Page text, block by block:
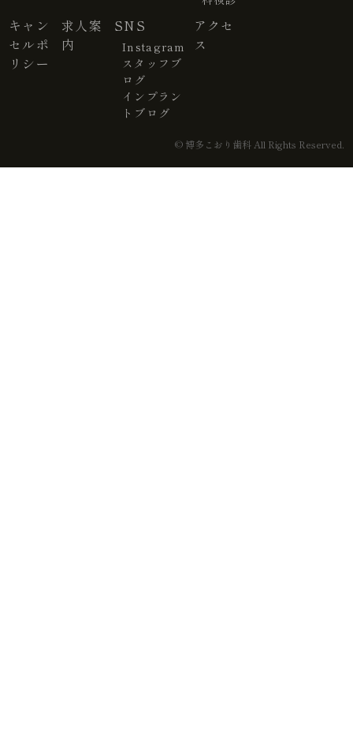
キャン
セルポ
リシー
求人案
内
SNS
Instagram
スタッフブ
ログ
インプラン
トブログ
アクセ
ス
© 博多こおり歯科 All Rights Reserved.